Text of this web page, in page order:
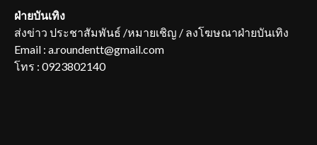
ฝ่ายบันเทิง
ส่งข่าว ประชาสัมพันธ์ /หมายเชิญ / ลงโฆษณาฝ่ายบันเทิง
Email : a.roundentt@gmail.com
โทร : 0923802140